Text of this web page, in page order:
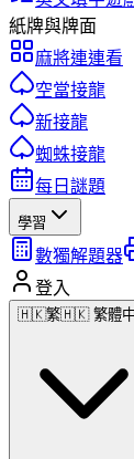
紙牌與牌面
麻將連連看
空當接龍
新接龍
蜘蛛接龍
每日謎題
學習
數獨解題器
登入
🇭🇰繁🇭🇰 繁體